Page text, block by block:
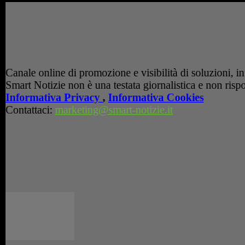
Canale online di promozione e visibilità di soluzioni,
Smart Notizie non è una testata giornalistica e non
Informativa Privacy , Informativa Cookies
Contattaci: marketing@smart-notizie.it